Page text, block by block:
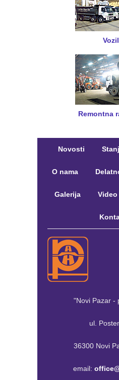
Remontna
Novosti
O nama
Galerija Video
"Novi Pazar -
ul.
36300 Novi
email: